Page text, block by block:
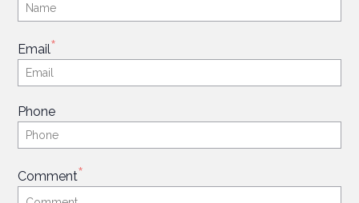
Email*
Phone
Comment*